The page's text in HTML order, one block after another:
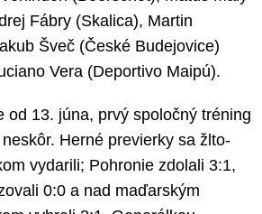
Fábry (Skalica), Martin
Šveč (České Budejovice)
Vera (Deportivo Maipú).
od 13. júna, prvý spoločný tréning
Herné previerky sa žlto-
vydarili; Pohronie zdolali 3:1,
0:0 a nad maďarským